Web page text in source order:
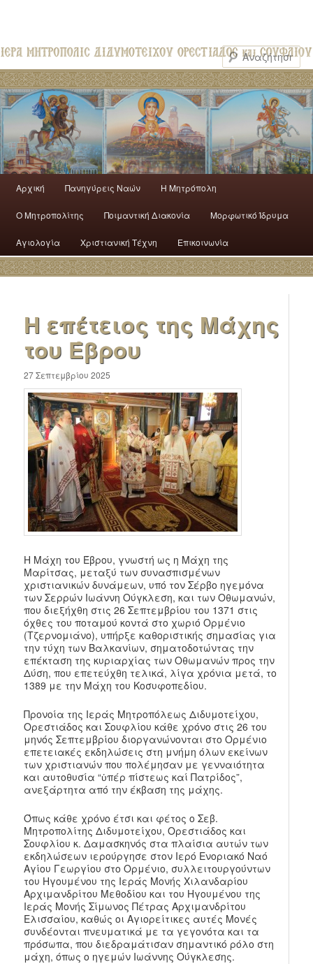
Αρχική Πανηγύρεις Ναών H Mητρόπολη
Ο Mητροπολίτης Ποιμαντική Διακονία Μορφωτικό Ίδρυμα
Αγιολογία Χριστιανική Τέχνη Επικοινωνία
Η επέτειος της Μάχης
του Έβρου
27 Σεπτεμβρίου 2025
Η Μάχη του Έβρου, γνωστή ως η Μάχη της
Μαρίτσας, μεταξύ των συνασπισμένων
χριστιανικών δυνάμεων, υπό τον Σέρβο ηγεμόνα
των Σερρών Ιωάννη Ούγκλεση, και των Οθωμανών,
που διεξήχθη στις 26 Σεπτεμβρίου του 1371 στις
όχθες του ποταμού κοντά στο χωριό Ορμένιο
(Τζερνομιάνο), υπήρξε καθοριστικής σημασίας για
την τύχη των Βαλκανίων, σηματοδοτώντας την
επέκταση της κυριαρχίας των Οθωμανών προς την
Δύση, που επετεύχθη τελικά, λίγα χρόνια μετά, το
1389 με την Μάχη του Κοσυφοπεδίου.
Προνοία της Ιεράς Μητροπόλεως Διδυμοτείχου,
Ορεστιάδος και Σουφλίου κάθε χρόνο στις 26 του
μηνός Σεπτεμβρίου διοργανώνονται στο Ορμένιο
επετειακές εκδηλώσεις στη μνήμη όλων εκείνων
των χριστιανών που πολέμησαν με γενναιότητα
και αυτοθυσία “ὑπέρ πίστεως καί Πατρίδος”,
ανεξάρτητα από την έκβαση της μάχης.
Όπως κάθε χρόνο έτσι και φέτος ο Σεβ.
Μητροπολίτης Διδυμοτείχου, Ορεστιάδος και
Σουφλίου κ. Δαμασκηνός στα πλαίσια αυτών των
εκδηλώσεων ιερούργησε στον Ιερό Ενοριακό Ναό
Αγίου Γεωργίου στο Ορμένιο, συλλειτουργούντων
του Ηγουμένου της Ιεράς Μονής Χιλανδαρίου
Αρχιμανδρίτου Μεθοδίου και του Ηγουμένου της
Ιεράς Μονής Σίμωνος Πέτρας Αρχιμανδρίτου
Ελισσαίου, καθώς οι Αγιορείτικες αυτές Μονές
συνδέονται πνευματικά με τα γεγονότα και τα
πρόσωπα, που διεδραμάτισαν σημαντικό ρόλο στη
μάχη, όπως ο ηγεμών Ιωάννης Ούγκλεσης.